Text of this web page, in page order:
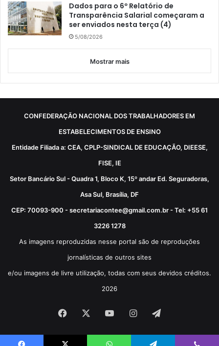
Dados para o 6º Relatório de
Transparência Salarial começaram a
ser enviados nesta terça (4)
5/08/2026
Mostrar mais
CONFEDERAÇÃO NACIONAL DOS TRABALHADORES EM
ESTABELECIMENTOS DE ENSINO
Entidade Filiada a: CEA, CPLP-SINDICAL DE EDUCAÇÃO, DIEESE,
FISE, IE
Setor Bancário Sul - Quadra 1, Bloco K, 15º andar Ed. Seguradoras,
Asa Sul, Brasília, DF
CEP: 70093-900 - secretariacontee@gmail.com.br - Tel: +55 61
3226 1278
As imagens reproduzidas nesse portal são de reproduções
jornalísticas de outros sites
e/ou imagens de livre utilização, todas com seus devidos créditos.
2026
Facebook YouTubeInstagram